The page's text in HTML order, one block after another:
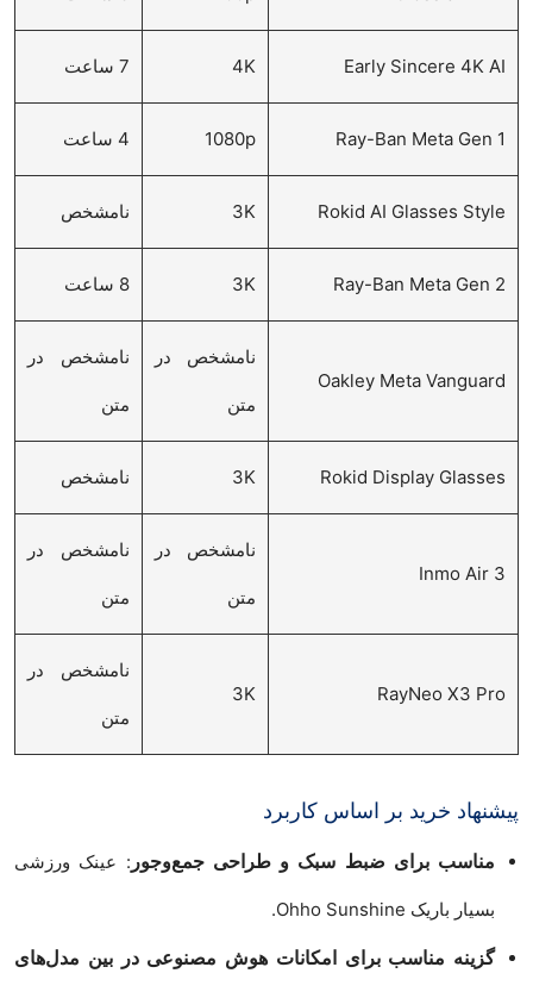
Early Sincere 4K AI
4K 7 ساعت
Ray-Ban Meta Gen 1
1080p 4 ساعت
Rokid AI Glasses Style
3K نامشخص
Ray-Ban Meta Gen 2
3K 8 ساعت
Oakley Meta Vanguard
نامشخص در
متن
نامشخص در
متن
Rokid Display Glasses
3K نامشخص
Inmo Air 3
نامشخص در
متن
نامشخص در
متن
RayNeo X3 Pro
3K
نامشخص در
متن
پیشنهاد خرید بر اساس کاربرد
مناسب برای ضبط سبک و طراحی جمع‌وجور : عینک ورزشی
بسیار باریک Ohho Sunshine.
گزینه مناسب برای امکانات هوش مصنوعی در بین مدل‌های